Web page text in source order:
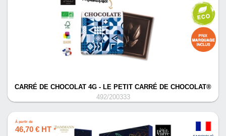
CARRÉ DE CHOCOLAT 4G - LE PETIT CARRÉ DE CHOCOLAT®
492/200333
À partir de
46,70 € HT *